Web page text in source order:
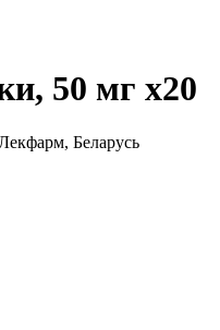
50 мг x20
Беларусь